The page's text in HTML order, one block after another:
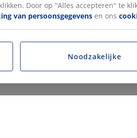
Door op ''Alles accepteren'' te
van persoonsgegevens en ons
Noodzakelijke